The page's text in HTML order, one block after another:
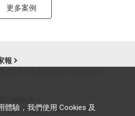
更多案例
報
最新市場趨勢, 應用與案例
體驗，我們使用 Cookies 及